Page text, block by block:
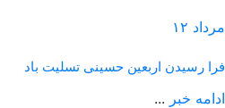
۱۲ مرداد
فرا رسیدن اربعین حسینی تسلیت باد
... ادامه خبر